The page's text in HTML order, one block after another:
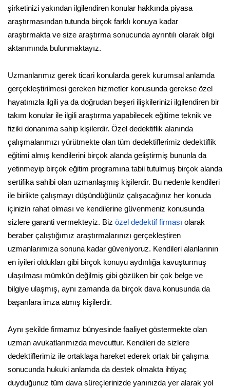
şirketinizi yakından ilgilendiren konular hakkında piyasa
araştırmasından tutunda birçok farklı konuya kadar
araştırmakta ve size araştırma sonucunda ayrıntılı olarak bilgi
aktarımında bulunmaktayız.
Uzmanlarımız gerek ticari konularda gerek kurumsal anlamda
gerçekleştirilmesi gereken hizmetler konusunda gerekse özel
hayatınızla ilgili ya da doğrudan beşeri ilişkilerinizi ilgilendiren bir
takım konular ile ilgili araştırma yapabilecek eğitime teknik ve
fiziki donanıma sahip kişilerdir. Özel dedektiflik alanında
çalışmalarımızı yürütmekte olan tüm dedektiflerimiz dedektiflik
eğitimi almış kendilerini birçok alanda geliştirmiş bununla da
yetinmeyip birçok eğitim programına tabii tutulmuş birçok alanda
sertifika sahibi olan uzmanlaşmış kişilerdir. Bu nedenle kendileri
ile birlikte çalışmayı düşündüğünüz çalışacağınız her konuda
içinizin rahat olması ve kendilerine güvenmeniz konusunda
sizlere garanti vermekteyiz. Biz özel dedektif firması olarak
beraber çalıştığımız araştırmalarınızı gerçekleştiren
uzmanlarımıza sonuna kadar güveniyoruz. Kendileri alanlarının
en iyileri oldukları gibi birçok konuyu aydınlığa kavuşturmuş
ulaşılması mümkün değilmiş gibi gözüken bir çok belge ve
bilgiye ulaşmış, aynı zamanda da birçok dava konusunda da
başarılara imza atmış kişilerdir.
Aynı şekilde firmamız bünyesinde faaliyet göstermekte olan
uzman avukatlarımızda mevcuttur. Kendileri de sizlere
dedektiflerimiz ile ortaklaşa hareket ederek ortak bir çalışma
sonucunda hukuki anlamda da destek olmakta ihtiyaç
duyduğunuz tüm dava süreçlerinizde yanınızda yer alarak yol